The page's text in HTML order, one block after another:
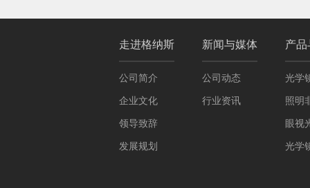
走进格纳斯
公司简介
企业文化
领导致辞
发展规划
新闻与媒体
公司动态
行业资讯
产品
光学
照明
眼视
光学